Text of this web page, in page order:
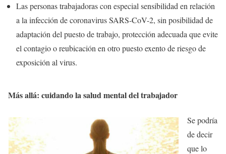
Las personas trabajadoras con especial sensibilidad en relación
a la infección de coronavirus SARS-CoV-2, sin posibilidad de
adaptación del puesto de trabajo, protección adecuada que evite
el contagio o reubicación en otro puesto exento de riesgo de
exposición al virus.
Más allá: cuidando la salud mental del trabajador
Se podría
de decir
que lo